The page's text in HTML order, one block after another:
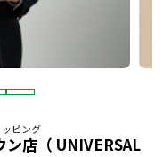
ピング
ン店（ UNIVERSAL